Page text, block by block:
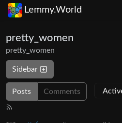
Lemmy.World
pretty_women
pretty_women
Sidebar
Posts Comments